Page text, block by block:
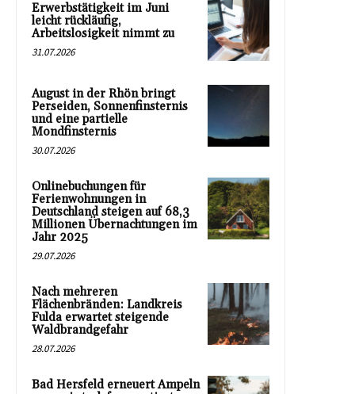
Erwerbstätigkeit im Juni
leicht rückläufig,
Arbeitslosigkeit nimmt zu
31.07.2026
August in der Rhön bringt
Perseiden, Sonnenfinsternis
und eine partielle
Mondfinsternis
30.07.2026
Onlinebuchungen für
Ferienwohnungen in
Deutschland steigen auf 68,3
Millionen Übernachtungen im
Jahr 2025
29.07.2026
Nach mehreren
Flächenbränden: Landkreis
Fulda erwartet steigende
Waldbrandgefahr
28.07.2026
Bad Hersfeld erneuert Ampeln